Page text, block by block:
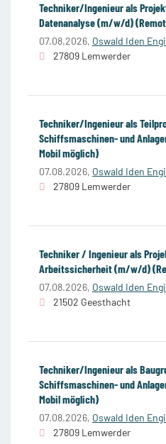
Techniker/Ingenieur als
Datenanalyse (m/w/d)
07.08.2026, Oswald Iden
27809 Lemwerder
Techniker/Ingenieur als
Schiffsmaschinen- und
Mobil möglich)
07.08.2026, Oswald Iden
27809 Lemwerder
Techniker / Ingenieur als
Arbeitssicherheit (m/w/d)
07.08.2026, Oswald Iden
21502 Geesthacht
Techniker/Ingenieur als
Schiffsmaschinen- und
Mobil möglich)
07.08.2026, Oswald Iden
27809 Lemwerder